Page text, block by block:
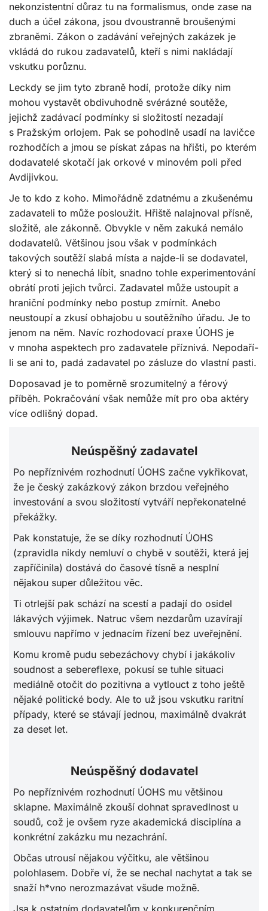
nekonzistentní důraz tu na formalismus, onde zase na
duch a účel zákona, jsou dvoustranně broušenými
zbraněmi. Zákon o zadávání veřejných zakázek je
vkládá do rukou zadavatelů, kteří s nimi nakládají
vskutku porůznu.
Leckdy se jim tyto zbraně hodí, protože díky nim
mohou vystavět obdivuhodně svérázné soutěže,
jejichž zadávací podmínky si složitostí nezadají
s Pražským orlojem. Pak se pohodlně usadí na lavičce
rozhodčích a jmou se pískat zápas na hřišti, po kterém
dodavatelé skotačí jak orkové v minovém poli před
Avdijivkou.
Je to kdo z koho. Mimořádně zdatnému a zkušenému
zadavateli to může posloužit. Hřiště nalajnoval přísně,
složitě, ale zákonně. Obvykle v něm zakuká nemálo
dodavatelů. Většinou jsou však v podmínkách
takových soutěží slabá místa a najde-li se dodavatel,
který si to nenechá líbit, snadno tohle experimentování
obrátí proti jejich tvůrci. Zadavatel může ustoupit a
hraniční podmínky nebo postup zmírnit. Anebo
neustoupí a zkusí obhajobu u soutěžního úřadu. Je to
jenom na něm. Navíc rozhodovací praxe ÚOHS je
v mnoha aspektech pro zadavatele příznivá. Nepodaří-
li se ani to, padá zadavatel po zásluze do vlastní pasti.
Doposavad je to poměrně srozumitelný a férový
příběh. Pokračování však nemůže mít pro oba aktéry
více odlišný dopad.
Neúspěšný zadavatel
Po nepříznivém rozhodnutí ÚOHS začne vykřikovat,
že je český zakázkový zákon brzdou veřejného
investování a svou složitostí vytváří nepřekonatelné
překážky.
Pak konstatuje, že se díky rozhodnutí ÚOHS
(zpravidla nikdy nemluví o chybě v soutěži, která jej
zapříčinila) dostává do časové tísně a nesplní
nějakou super důležitou věc.
Ti otrlejší pak schází na scestí a padají do osidel
lákavých výjimek. Natruc všem nezdarům uzavírají
smlouvu napřímo v jednacím řízení bez uveřejnění.
Komu kromě pudu sebezáchovy chybí i jakákoliv
soudnost a sebereflexe, pokusí se tuhle situaci
mediálně otočit do pozitivna a vytlouct z toho ještě
nějaké politické body. Ale to už jsou vskutku raritní
případy, které se stávají jednou, maximálně dvakrát
za deset let.
Neúspěšný dodavatel
Po nepříznivém rozhodnutí ÚOHS mu většinou
sklapne. Maximálně zkouší dohnat spravedlnost u
soudů, což je ovšem ryze akademická disciplína a
konkrétní zakázku mu nezachrání.
Občas utrousí nějakou výčitku, ale většinou
polohlasem. Dobře ví, že se nechal nachytat a tak se
snaží h*vno nerozmazávat všude možně.